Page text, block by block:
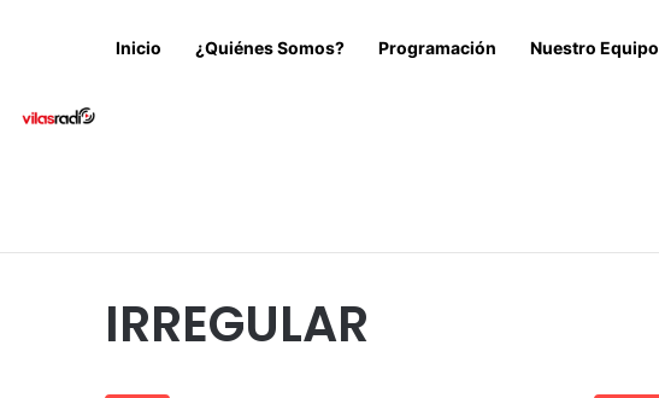
Inicio ¿Quiénes Somos? Programación Nuestro Equipo
IRREGULAR